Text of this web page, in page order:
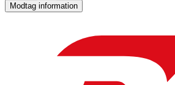
Modtag information